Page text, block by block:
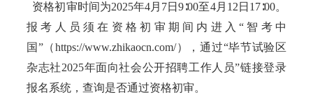
资格初审时间为2025年4月7日9∶00至4月12日17∶00。
报考人员须在资格初审期间内进入“智考中
国”（https://www.zhikaocn.com/），通过“毕节试验区
杂志社2025年面向社会公开招聘工作人员”链接登录
报名系统，查询是否通过资格初审。